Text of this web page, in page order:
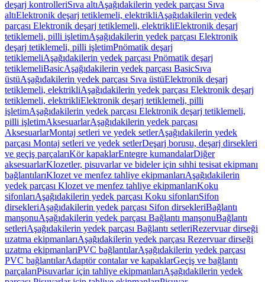
deşarj kontrolleriSıva altıAşağıdakilerin yedek parçası Sıva
altıElektronik deşarj tetiklemeli, elektrikliAşağıdakilerin yedek
parçası Elektronik deşarj tetiklemeli, elektrikliElektronik deşarj
tetiklemeli, pilli işletimAşağıdakilerin yedek parçası Elektronik
deşarj tetiklemeli, pilli işletimPnömatik deşarj
tetiklemeliAşağıdakilerin yedek parçası Pnömatik deşarj
tetiklemeliBasicAşağıdakilerin yedek parçası BasicSıva
üstüAşağıdakilerin yedek parçası Sıva üstüElektronik deşarj
tetiklemeli, elektrikliAşağıdakilerin yedek parçası Elektronik deşarj
tetiklemeli, elektrikliElektronik deşarj tetiklemeli, pilli
işletimAşağıdakilerin yedek parçası Elektronik deşarj tetiklemeli,
pilli işletimAksesuarlarAşağıdakilerin yedek parçası
AksesuarlarMontaj setleri ve yedek setlerAşağıdakilerin yedek
parçası Montaj setleri ve yedek setlerDeşarj borusu, deşarj dirsekleri
ve geçiş parçalarıKör kapaklarEntegre kumandalarDiğer
aksesuarlarKlozetler, pisuvarlar ve bideler için sıhhi tesisat ekipmanı
bağlantılarıKlozet ve menfez tahliye ekipmanlarıAşağıdakilerin
yedek parçası Klozet ve menfez tahliye ekipmanlarıKoku
sifonlarıAşağıdakilerin yedek parçası Koku sifonlarıSifon
dirsekleriAşağıdakilerin yedek parçası Sifon dirsekleriBağlantı
manşonuAşağıdakilerin yedek parçası Bağlantı manşonuBağlantı
setleriAşağıdakilerin yedek parçası Bağlantı setleriRezervuar dirseği
uzatma ekipmanlarıAşağıdakilerin yedek parçası Rezervuar dirseği
uzatma ekipmanlarıPVC bağlantılarAşağıdakilerin yedek parçası
PVC bağlantılarAdaptör contalar ve kapaklarGeçiş ve bağlantı
parçalarıPisuvarlar için tahliye ekipmanlarıAşağıdakilerin yedek